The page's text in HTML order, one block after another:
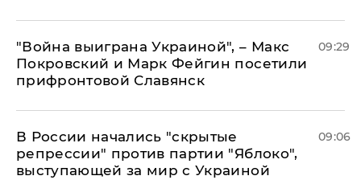
"Война выиграна Украиной", – Макс
Покровский и Марк Фейгин посетили
прифронтовой Славянск
09:29
В России начались "скрытые
репрессии" против партии "Яблоко",
выступающей за мир с Украиной
09:06